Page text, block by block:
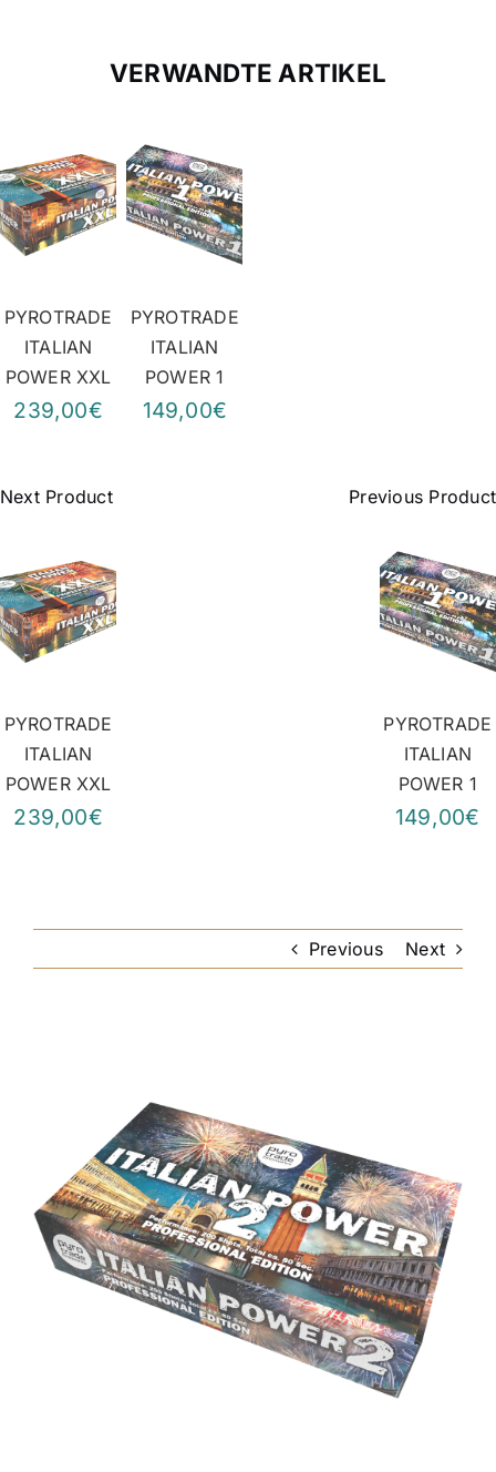
VERWANDTE ARTIKEL
PYROTRADE
ITALIAN
POWER XXL
239,00€
PYROTRADE
ITALIAN
POWER 1
149,00€
Next Product
PYROTRADE
ITALIAN
POWER XXL
239,00€
Previous Product
PYROTRADE
ITALIAN
POWER 1
149,00€
Previous Next